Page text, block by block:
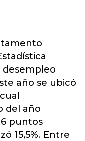
desempleo
año se ubicó
del año
puntos
15,5%. Entre